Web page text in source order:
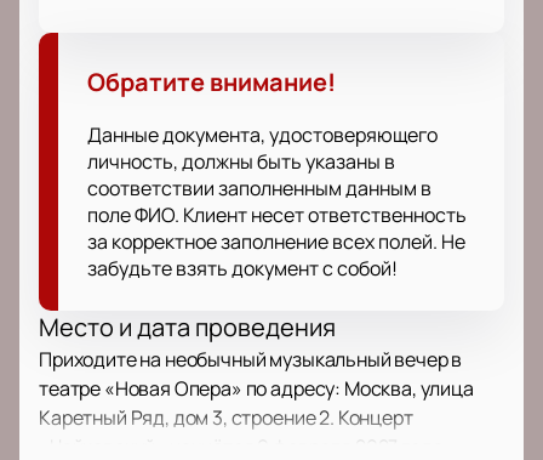
Обратите внимание!
Данные документа, удостоверяющего
личность, должны быть указаны в
соответствии заполненным данным в
поле ФИО. Клиент несет ответственность
за корректное заполнение всех полей. Не
забудьте взять документ с собой!
Место и дата проведения
Приходите на необычный музыкальный вечер в
театре «Новая Опера» по адресу: Москва, улица
Каретный Ряд, дом 3, строение 2. Концерт